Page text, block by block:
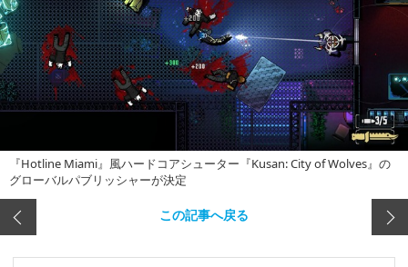
『Hotline Miami』風ハードコアシューター『Kusan: City of Wolves』の
グローバルパブリッシャーが決定
この記事へ戻る